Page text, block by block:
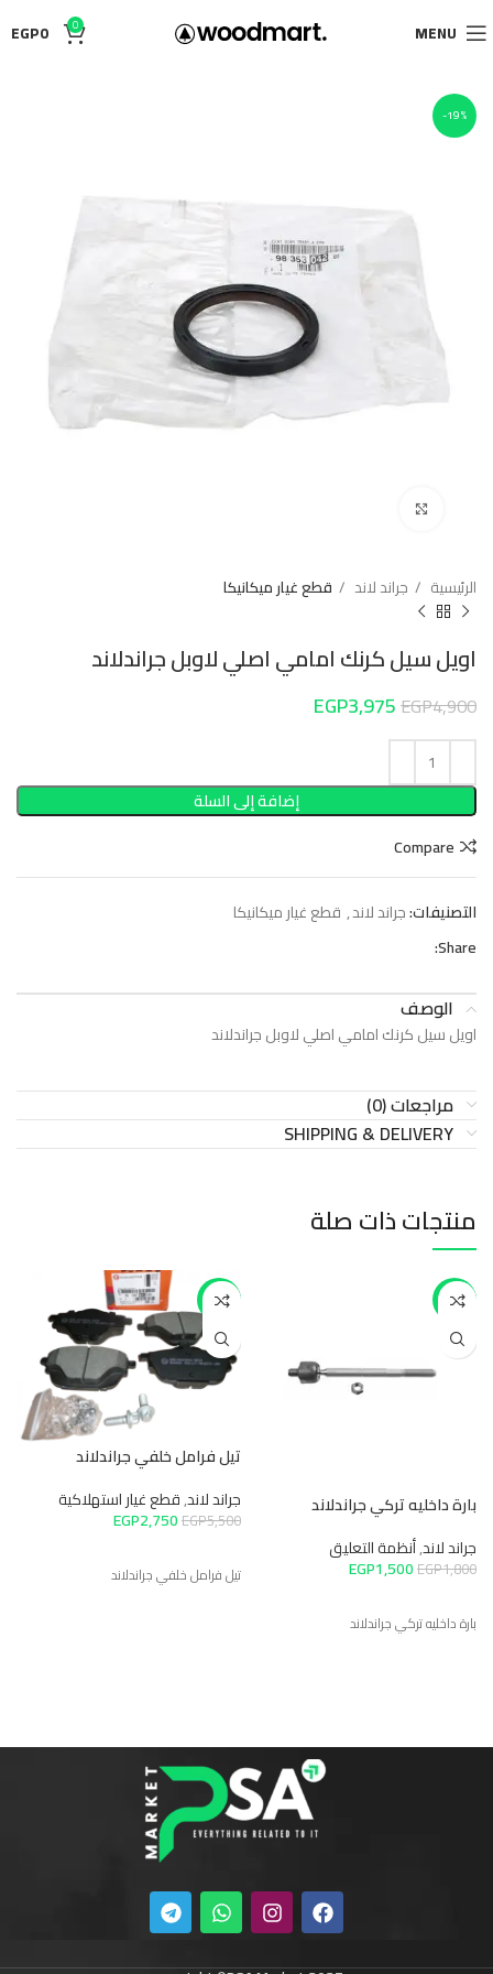
MENU
0
EGP0
-19%
الرئيسية جراند لاند قطع غيار ميكانيكا
اويل سيل كرنك امامي اصلي لاوبل جراندلاند
EGP4,900
EGP3,975
إضافة إلى السلة
Compare
التصنيفات:جراند لاند, قطع غيار ميكانيكا
Share:
الوصف
اويل سيل كرنك امامي اصلي لاوبل جراندلاند
مراجعات (0)
SHIPPING & DELIVERY
منتجات ذات صلة
-17%
بارة داخليه تركي جراندلاند
جراند لاند,أنظمة التعليق
EGP1,800
EGP1,500
بارة داخليه تركي جراندلاند
-50%
تيل فرامل خلفي جراندلاند
جراند لاند,قطع غيار استهلاكية
EGP5,500
EGP2,750
تيل فرامل خلفي جراندلاند